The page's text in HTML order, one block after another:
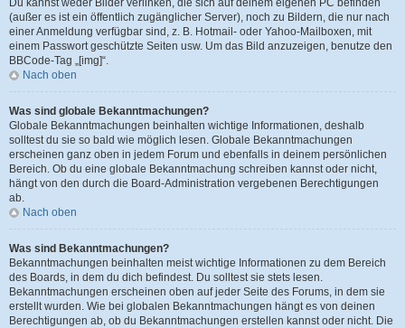
Du kannst weder Bilder verlinken, die sich auf deinem eigenen PC befinden
(außer es ist ein öffentlich zugänglicher Server), noch zu Bildern, die nur nach
einer Anmeldung verfügbar sind, z. B. Hotmail- oder Yahoo-Mailboxen, mit
einem Passwort geschützte Seiten usw. Um das Bild anzuzeigen, benutze den
BBCode-Tag „[img]“.
Nach oben
Was sind globale Bekanntmachungen?
Globale Bekanntmachungen beinhalten wichtige Informationen, deshalb
solltest du sie so bald wie möglich lesen. Globale Bekanntmachungen
erscheinen ganz oben in jedem Forum und ebenfalls in deinem persönlichen
Bereich. Ob du eine globale Bekanntmachung schreiben kannst oder nicht,
hängt von den durch die Board-Administration vergebenen Berechtigungen
ab.
Nach oben
Was sind Bekanntmachungen?
Bekanntmachungen beinhalten meist wichtige Informationen zu dem Bereich
des Boards, in dem du dich befindest. Du solltest sie stets lesen.
Bekanntmachungen erscheinen oben auf jeder Seite des Forums, in dem sie
erstellt wurden. Wie bei globalen Bekanntmachungen hängt es von deinen
Berechtigungen ab, ob du Bekanntmachungen erstellen kannst oder nicht. Die